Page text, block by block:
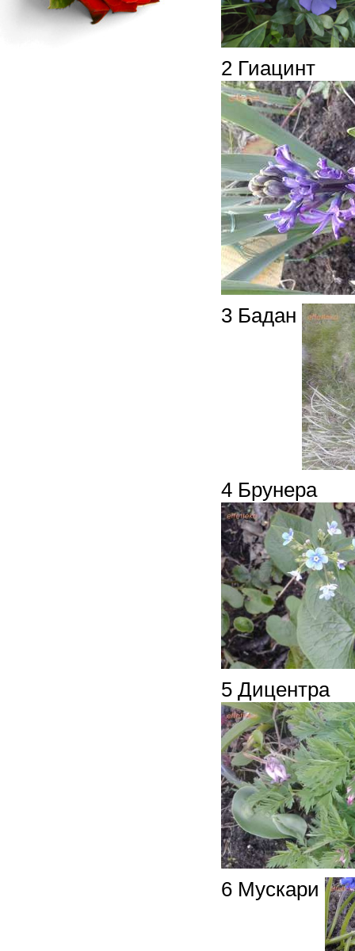
2 Гиацинт
3 Бадан
4 Брунера
5 Дицентра
6 Мускари